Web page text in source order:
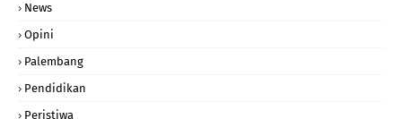
News
Opini
Palembang
Pendidikan
Peristiwa